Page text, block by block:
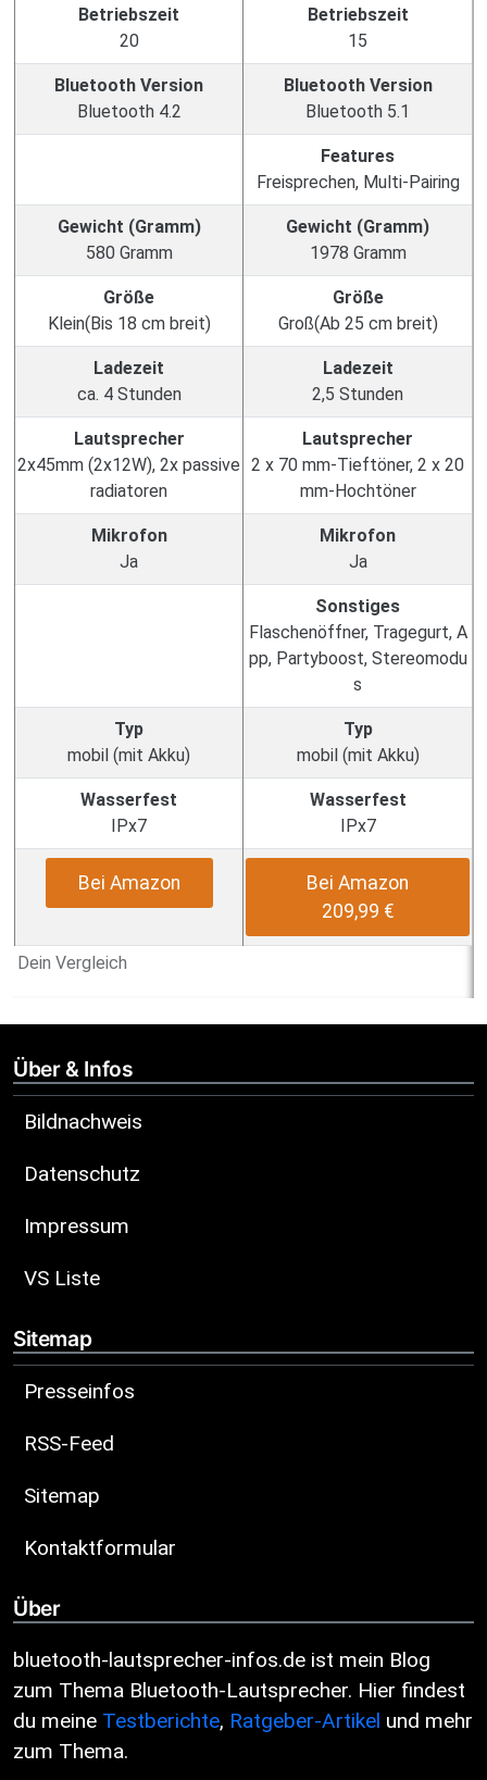
Dein Vergleich
Betriebszeit
20
Betriebszeit
15
Bluetooth Version
Bluetooth 4.2
Bluetooth Version
Bluetooth 5.1
Features
Freisprechen, Multi-Pairing
Gewicht (Gramm)
580 Gramm
Gewicht (Gramm)
1978 Gramm
Größe
Klein(Bis 18 cm breit)
Größe
Groß(Ab 25 cm breit)
Ladezeit
ca. 4 Stunden
Ladezeit
2,5 Stunden
Lautsprecher
2x45mm (2x12W), 2x passive
radiatoren
Lautsprecher
2 x 70 mm-Tieftöner, 2 x 20
mm-Hochtöner
Mikrofon
Ja
Mikrofon
Ja
Sonstiges
Flaschenöffner, Tragegurt, A
pp, Partyboost, Stereomodu
s
Typ
mobil (mit Akku)
Typ
mobil (mit Akku)
Wasserfest
IPx7
Wasserfest
IPx7
Bei Amazon
Bei Amazon
209,99 €
Über & Infos
Bildnachweis
Datenschutz
Impressum
VS Liste
Sitemap
Presseinfos
RSS-Feed
Sitemap
Kontaktformular
Über
bluetooth-lautsprecher-infos.de ist mein Blog
zum Thema Bluetooth-Lautsprecher. Hier findest
du meine Testberichte, Ratgeber-Artikel und mehr
zum Thema.